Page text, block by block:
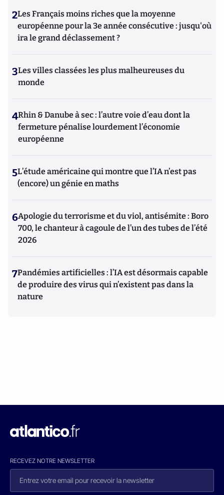
2Les Français moins riches que la moyenne
européenne pour la 3e année consécutive : jusqu'où
ira le grand déclassement ?
3Les villes classées les plus malheureuses du
monde
4Rhin & Danube à sec : l’autre voie d’eau dont la
fermeture pénalise lourdement l’économie
européenne
5L’étude américaine qui montre que l’IA n’est pas
(encore) un génie en maths
6Apologie du terrorisme et du viol, antisémite : Boro
700, le chanteur à cagoule de l’un des tubes de l’été
2026
7Pandémies artificielles : l’IA est désormais capable
de produire des virus qui n’existent pas dans la
nature
RECEVEZ NOTRE NEWSLETTER